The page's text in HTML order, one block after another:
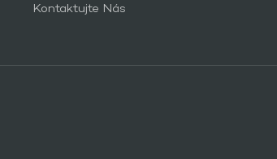
Kontaktujte Nás